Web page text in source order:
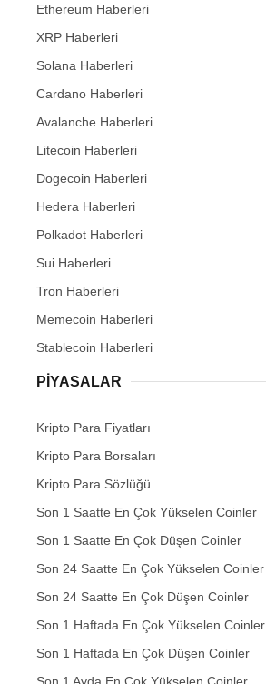
Ethereum Haberleri
XRP Haberleri
Solana Haberleri
Cardano Haberleri
Avalanche Haberleri
Litecoin Haberleri
Dogecoin Haberleri
Hedera Haberleri
Polkadot Haberleri
Sui Haberleri
Tron Haberleri
Memecoin Haberleri
Stablecoin Haberleri
PIYASALAR
Kripto Para Fiyatları
Kripto Para Borsaları
Kripto Para Sözlüğü
Son 1 Saatte En Çok Yükselen Coinler
Son 1 Saatte En Çok Düşen Coinler
Son 24 Saatte En Çok Yükselen Coinler
Son 24 Saatte En Çok Düşen Coinler
Son 1 Haftada En Çok Yükselen Coinler
Son 1 Haftada En Çok Düşen Coinler
Son 1 Ayda En Çok Yükselen Coinler